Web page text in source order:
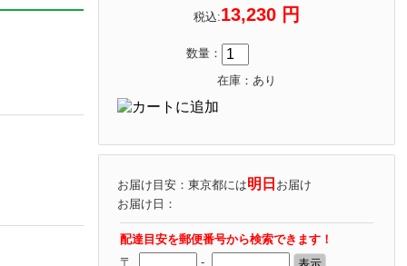
税込:13,230 円
数量：
在庫：あり
お届け目安：東京都には明日 お届け
お届け日：
配達目安を郵便番号から検索できます！
〒
-